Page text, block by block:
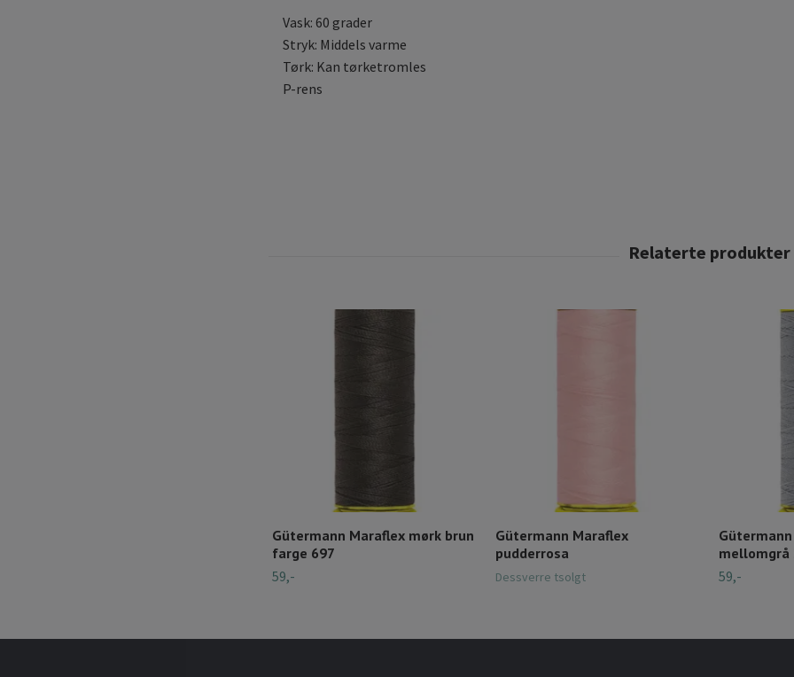
Vask: 60 grader
Stryk: Middels varme
Tørk: Kan tørketromles
P-rens
Gütermann Maraflex mørk brun
farge 697
59,-
Gütermann Maraflex
pudderrosa
Dessverre tsolgt
mellomgrå
59,-